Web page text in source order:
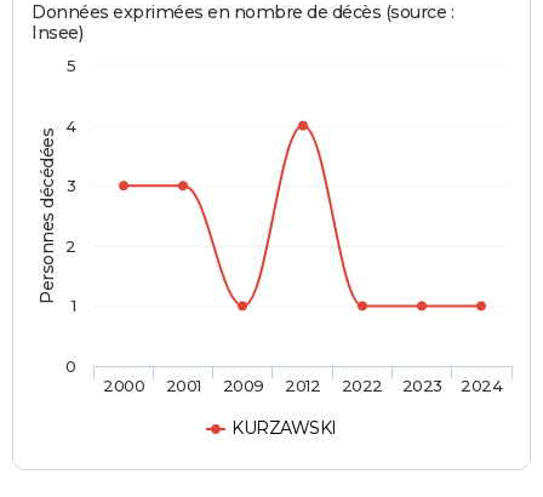
Personnes décédées
Données exprimées en nombre de décès (source :
Insee)
KURZAWSKI
2000 2001 2009 2012 2022 2023 2024
0
1
2
3
4
5